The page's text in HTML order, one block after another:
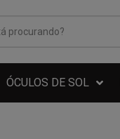
ÓCULOS DE SOL